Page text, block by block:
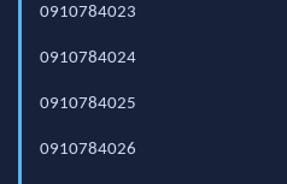
0910784023
0910784024
0910784025
0910784026